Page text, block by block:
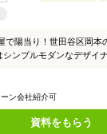
で陽当り！世田谷区岡本
ンプルモダンなデザイ
ン会社紹介可
資料をもらう